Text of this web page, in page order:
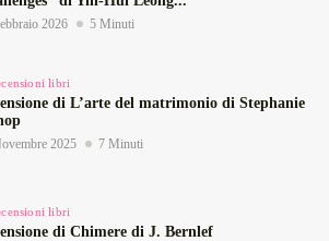
2026 5 Minuti
libri
di L’arte del matrimonio di Stephanie
2025 7 Minuti
libri
di Chimere di J. Bernlef